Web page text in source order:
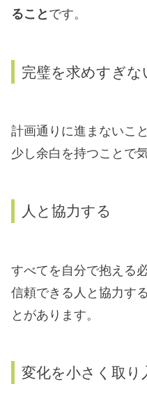
ること です。
完璧を求めすぎな
計画通りに進まないこ
少し余白を持つことで
人と協力する
すべてを自分で抱える
信頼できる人と協力す
とがあります。
変化を小さく取り